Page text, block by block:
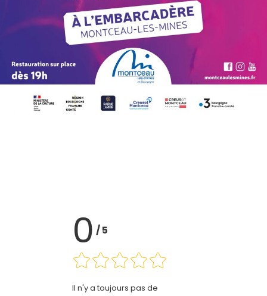
0 /5
Il n'y a toujours pas de